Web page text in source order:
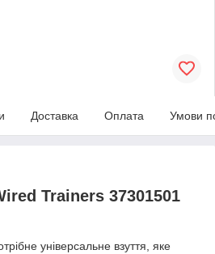
Доставка Оплата Умови
Trainers 37301501
універсальне взуття, яке